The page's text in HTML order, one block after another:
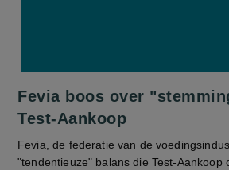
Fevia boos over
Test-Aankoop
Fevia, de federatie van de
"tendentieuze" balans die Test-Aankoop